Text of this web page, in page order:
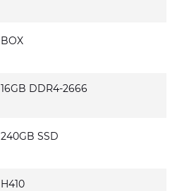
BOX
16GB DDR4-2666
240GB SSD
H410